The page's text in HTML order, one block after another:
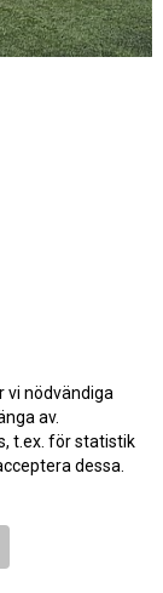
IF (29
vi nödvändiga
av.
t.ex. för statistik
dessa.